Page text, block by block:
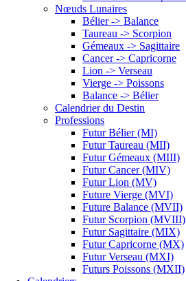
Nœuds Lunaires
Bélier -> Balance
Taureau -> Scorpion
Gémeaux -> Sagittaire
Cancer -> Capricorne
Lion -> Verseau
Vierge -> Poissons
Balance -> Bélier
Calendrier du Destin
Professions
Futur Bélier (MI)
Futur Taureau (MII)
Futur Gémeaux (MIII)
Futur Cancer (MIV)
Futur Lion (MV)
Future Vierge (MVI)
Future Balance (MVII)
Futur Scorpion (MVIII)
Futur Sagittaire (MIX)
Futur Capricorne (MX)
Futur Verseau (MXI)
Futurs Poissons (MXII)